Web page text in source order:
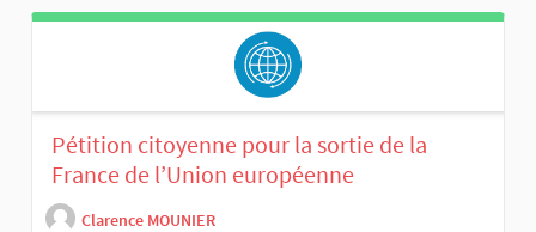
Pétition citoyenne pour la sortie de la
France de l’Union européenne
Clarence MOUNIER